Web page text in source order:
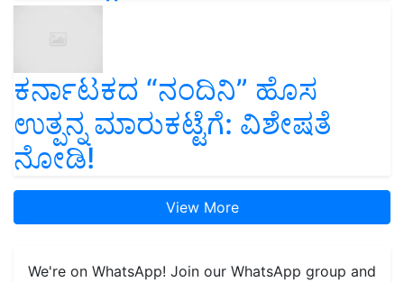
ಕರ್ನಾಟಕದ “ನಂದಿನಿ” ಹೊಸ
ಉತ್ಪನ್ನ ಮಾರುಕಟ್ಟೆಗೆ: ವಿಶೇಷತೆ
ನೋಡಿ!
View More
We're on WhatsApp! Join our WhatsApp group and